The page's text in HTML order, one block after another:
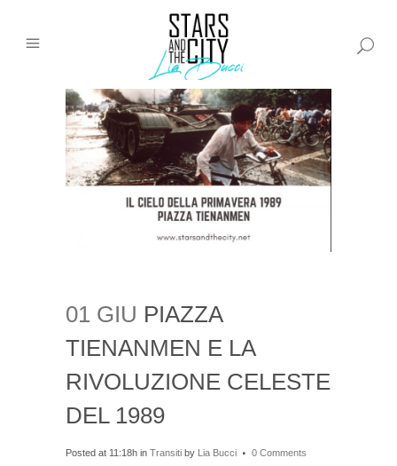
01 GIU PIAZZA
TIENANMEN E LA
RIVOLUZIONE CELESTE
DEL 1989
Posted at 11:18h in Transiti by Lia Bucci 0 Comments